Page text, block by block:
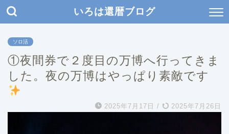
いろは還暦ブログ
ソロ活
①夜間券で２度目の万博へ行ってきま
した。夜の万博はやっぱり素敵です
2025年7月17日 / 2025年7月26日